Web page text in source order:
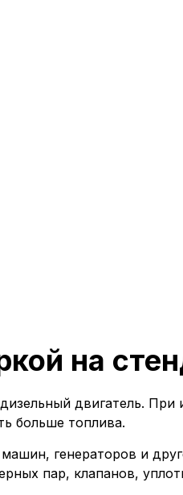
на
двигатель. При
больше топлива.
генераторов и
пар, клапанов,